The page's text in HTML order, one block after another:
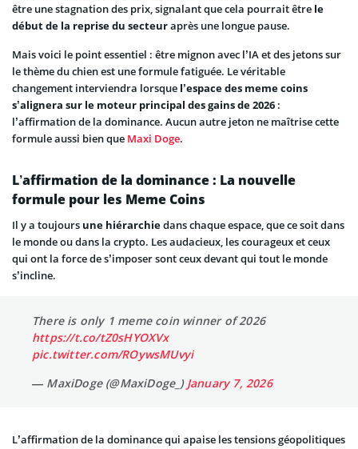
être une stagnation des prix, signalant que cela pourrait être le
début de la reprise du secteuraprès une longue pause.
Mais voici le point essentiel : être mignon avec l’IA et des jetons sur
le thème du chien est une formule fatiguée. Le véritable
changement interviendra lorsque l’espace des meme coins
s’alignera sur le moteur principal des gains de 2026 :
l’affirmation de la dominance. Aucun autre jeton ne maîtrise cette
formule aussi bien que Maxi Doge.
L’affirmation de la dominance : La nouvelle
formule pour les Meme Coins
Il y a toujours une hiérarchiedans chaque espace, que ce soit dans
le monde ou dans la crypto. Les audacieux, les courageux et ceux
qui ont la force de s’imposer sont ceux devant qui tout le monde
s’incline.
There is only 1 meme coin winner of 2026
https://t.co/tZ0sHYOXVx
pic.twitter.com/ROywsMUvyi
— MaxiDoge (@MaxiDoge_) January 7, 2026
L’affirmation de la dominance qui apaise les tensions géopolitiques